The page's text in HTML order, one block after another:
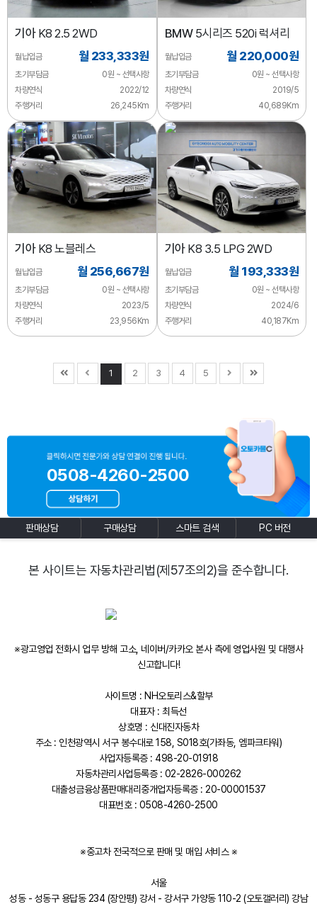
기아K8 2.5 2WD
월납입금 월 233,333원
초기부담금
0원 ~ 선택사항
차량연식
2022/12
주행거리
26,245Km
BMW5시리즈 520i 럭셔리
월납입금 월 220,000원
초기부담금
0원 ~ 선택사항
차량연식
2019/5
주행거리
40,689Km
기아K8 노블레스
월납입금 월 256,667원
초기부담금
0원 ~ 선택사항
차량연식
2023/5
주행거리
23,956Km
기아K8 3.5 LPG 2WD
월납입금 월 193,333원
초기부담금
0원 ~ 선택사항
차량연식
2024/6
주행거리
40,187Km
1 2 3 4 5
0508-4260-2500
판매상담 구매상담 스마트 검색 PC 버전
본 사이트는 자동차관리법(제57조의2)을 준수합니다.
※광고영업 전화시 업무 방해 고소, 네이버/카카오 본사 측에 영업사원 및 대행사
신고합니다!
사이트명 : NH오토리스&할부
대표자 : 최득선
상호명 : 신대진자동차
주소 : 인천광역시 서구 봉수대로 158, S018호(가좌동, 엠파크타워)
사업자등록증 : 498-20-01918
자동차관리사업등록증 : 02-2826-000262
대출성금융상품판매대리중개업자등록증 : 20-00001537
대표번호 : 0508-4260-2500
※중고차 전국적으로 판매 및 매입 서비스 ※
서울
성동 - 성동구 용답동 234 (장안평) 강서 - 강서구 가양동 110-2 (오토갤러리) 강남